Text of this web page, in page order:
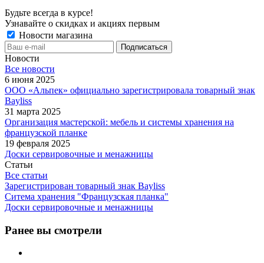
Будьте всегда в курсе!
Узнавайте о скидках и акциях первым
Новости магазина
Новости
Все новости
6 июня 2025
ООО «Альпек» официально зарегистрировала товарный знак
Bayliss
31 марта 2025
Организация мастерской: мебель и системы хранения на
французской планке
19 февраля 2025
Доски сервировочные и менажницы
Статьи
Все статьи
Зарегистрирован товарный знак Bayliss
Ситема хранения "Французская планка"
Доски сервировочные и менажницы
Ранее вы смотрели